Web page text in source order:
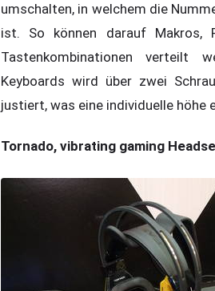
umschalten, in welchem die
ist. So können darauf Makros,
Tastenkombinationen verteilt
Keyboards wird über zwei
justiert, was eine individuelle höhe
Tornado, vibrating gaming